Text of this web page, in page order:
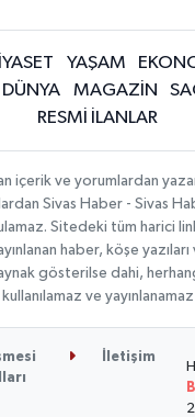
YAŞAM
DÜNYA MAGAZİN
RESMİ İLANLAR
içerik ve yorumlardan
Sivas Haber - Sivas
Sitedeki tüm harici
haber, köşe
gösterilse dahi,
kullanılamaz ve yayınlanamaz
İletişim